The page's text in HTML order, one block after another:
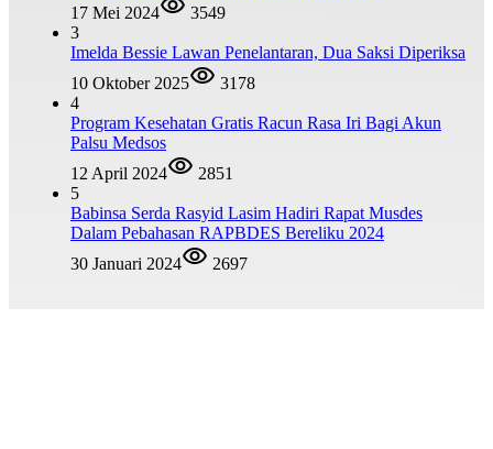
17 Mei 2024
3549
3
Imelda Bessie Lawan Penelantaran, Dua Saksi Diperiksa
10 Oktober 2025
3178
4
Program Kesehatan Gratis Racun Rasa Iri Bagi Akun
Palsu Medsos
12 April 2024
2851
5
Babinsa Serda Rasyid Lasim Hadiri Rapat Musdes
Dalam Pebahasan RAPBDES Bereliku 2024
30 Januari 2024
2697